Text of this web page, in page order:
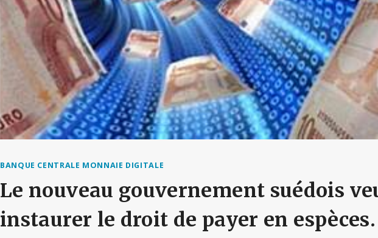
BANQUE CENTRALE MONNAIE DIGITALE
Le nouveau gouvernement suédois
instaurer le droit de payer en espèces.